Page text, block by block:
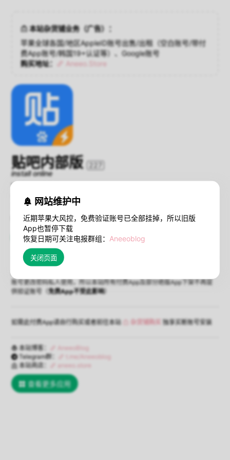
本站杂货铺业务（广告）：
苹果全球各国/地区AppleID账号出售/出租（空白账号/带付
费App账号/韩国19+认证等）、Google账号
购买地址：
Aneeo.Store
贴吧内部版
227
install online
Version：1.0.8
Compatibility：iOS 9.0+
Size：25.0 MB
暂不支持iOS16+设备在线安装；查看解决方法
已下架（点击查看应用列表）
账号更改密码私人使用，所以本站所有付费App及部分绝版App下架不再提
供验证账号（ 免费App不受此影响）
如需此付费App请自行购买或者前往本站 独享买断账号安装
本站博客：
AneeoBlog
Telegram群：
t.me/Aneeoblog
本站商店：
aneeo.store
查看更多应用
网站维护中
近期苹果大风控，免费验证账号已全部挂掉，所以旧版
App也暂停下载
恢复日期可关注电报群组： Aneeoblog